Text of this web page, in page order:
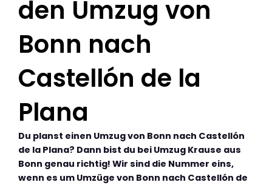
den Umzug von
Bonn nach
Castellón de la
Plana
Du planst einen Umzug von Bonn nach Castellón
de la Plana? Dann bist du bei Umzug Krause aus
Bonn genau richtig! Wir sind die Nummer eins,
wenn es um Umzüge von Bonn nach Castellón de